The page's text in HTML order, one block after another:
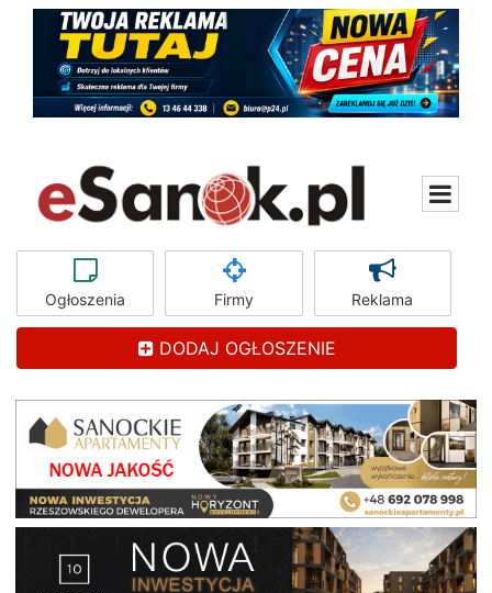
Ogłoszenia Firmy Reklama
DODAJ OGŁOSZENIE